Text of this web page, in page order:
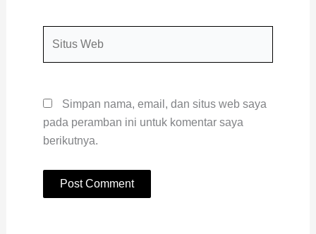
Simpan nama, email, dan situs web saya
pada peramban ini untuk komentar saya
berikutnya.